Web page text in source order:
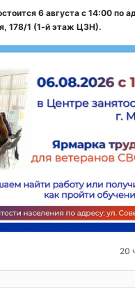
6 августа с 14:00 по
178/1 (1‑й этаж ЦЗН).
20